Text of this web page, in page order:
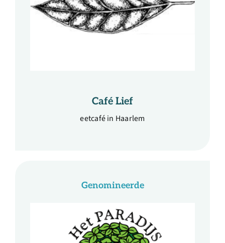
Café Lief
eetcafé in Haarlem
Genomineerde